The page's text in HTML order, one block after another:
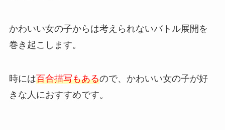
かわいい女の子からは考えられないバトル展開を
巻き起こします。
時には百合描写もあるので、かわいい女の子が好
きな人におすすめです。